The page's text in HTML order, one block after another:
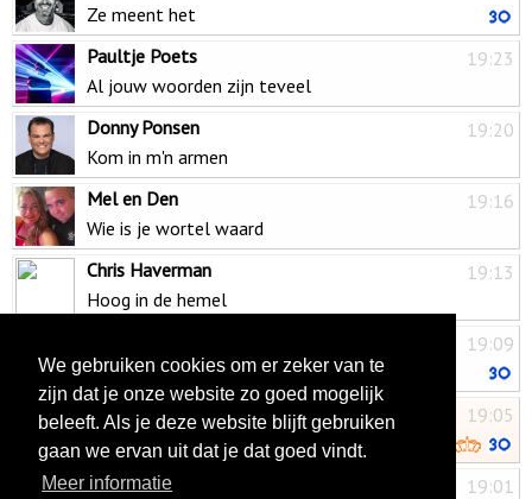
Ze meent het
19:23
Paultje Poets
Al jouw woorden zijn teveel
19:20
Donny Ponsen
Kom in m'n armen
19:16
Mel en Den
Wie is je wortel waard
19:13
Chris Haverman
Hoog in de hemel
19:09
Veel te veel liefde
19:05
Corry Konings & John de Bever
Geloof jij echt in sprookjes
19:01
Maya
We gebruiken cookies om er zeker van te
zijn dat je onze website zo goed mogelijk
beleeft. Als je deze website blijft gebruiken
gaan we ervan uit dat je dat goed vindt.
Meer informatie